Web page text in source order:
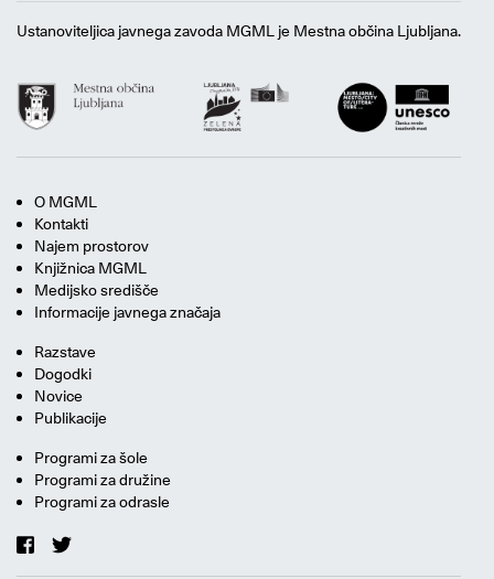
Ustanoviteljica javnega zavoda MGML je Mestna občina Ljubljana.
O MGML
Kontakti
Najem prostorov
Knjižnica MGML
Medijsko središče
Informacije javnega značaja
Razstave
Dogodki
Novice
Publikacije
Programi za šole
Programi za družine
Programi za odrasle